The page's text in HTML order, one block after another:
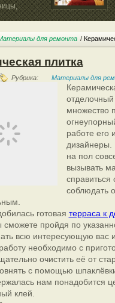
минимальными...
для ремонта
плитка
Рубрика: Материалы для
множество
работе его
дизайнеры.
на пол
вызывать
справиться
соблюдать
готовая терраса к
сможете пройдя по
всю интересующую
необходимо с
очистить её от
с помощью
нам понадобится
клей.